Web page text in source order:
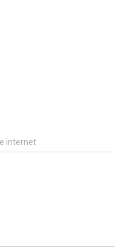
internet